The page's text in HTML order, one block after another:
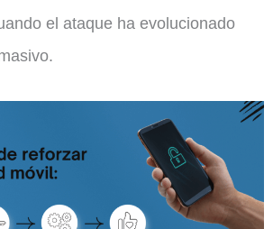
el ataque ha evolucionado